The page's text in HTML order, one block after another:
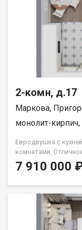
2-комн, д.17
Маркова,
монолит-
Евродвушка с
комнатами.
человека или семьи
окна). Группа
7 910 000